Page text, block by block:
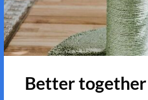
Better together